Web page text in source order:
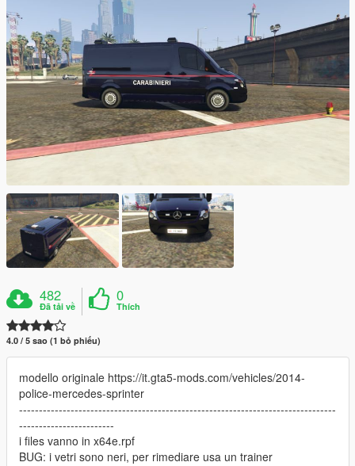
482
Đã tải về
0
Thích
4.0 / 5 sao (1 bỏ phiếu)
modello originale https://it.gta5-mods.com/vehicles/2014-
police-mercedes-sprinter
--------------------------------------------------------------------------------
------------------------
i files vanno in x64e.rpf
BUG: i vetri sono neri, per rimediare usa un trainer